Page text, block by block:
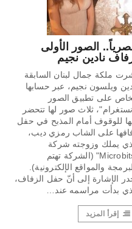
الصور الأولى
نادين نجيم
ملكة جمال لبنان السابقة
ويلسون نجيم، عبر حسابها
على تطبيق الصور
ثلاث صور لها تتحضر
للوقوف أمام المذبح في حفل
على الشاب رمزي ديب،
يملك وزوجته شركة
"Microbits" (الشركة تهتم
والمواقع الإلكترونية).
الإشارة إلى أنّ حفل الزفاف،
بدأت مراسمه عند…
إقرأ المزيد